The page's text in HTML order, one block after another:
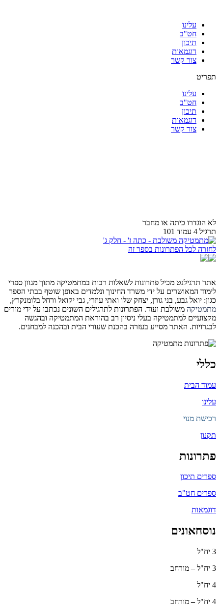
עלינו
חט"ב
תיכון
דוגמאות
צור קשר
תפריט
עלינו
חט"ב
תיכון
דוגמאות
צור קשר
לא הוגדרו כיתה או מחבר
תרגיל 4 עמוד 101
לחזרה לכל הפתרונות בספר זה
אתר תרגילנט מכיל פתרונות לשאלות רבות במתמטיקה מתוך מגוון ספרי
לימוד המאושרים על ידי משרד החינוך ונלמדים באופן שוטף בבתי הספר
כגון: יואל גבע, בני גורן, יצחק שלו ואתי עוזרי, גבי יקואל ורחל בלומנקרץ,
מתמטיקה משולבת ועוד. הפתרונות לתרגילים השונים נכתבו על ידי מורים
מקצועיים למתמטיקה בעלי ניסיון רב בהוראת המתמטיקה ובהגשה
לבגרויות. האתר מסייע בעזרה בהכנת שעורי הבית ובהכנה למבחנים.
כללי
עמוד הבית
עלינו
רכישת מנוי
תקנון
פתרונות
ספרים תיכון
ספרים חט"ב
דוגמאות
נוסחאונים
3 יח"ל
3 יח"ל – מורחב
4 יח"ל
4 יח"ל – מורחב